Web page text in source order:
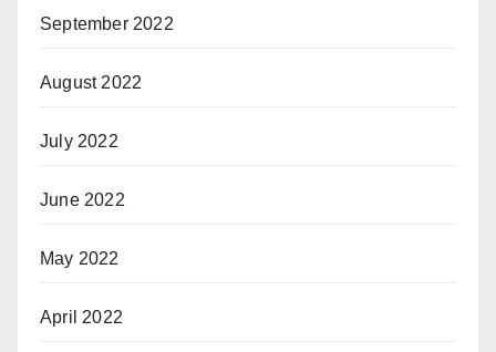
September 2022
August 2022
July 2022
June 2022
May 2022
April 2022